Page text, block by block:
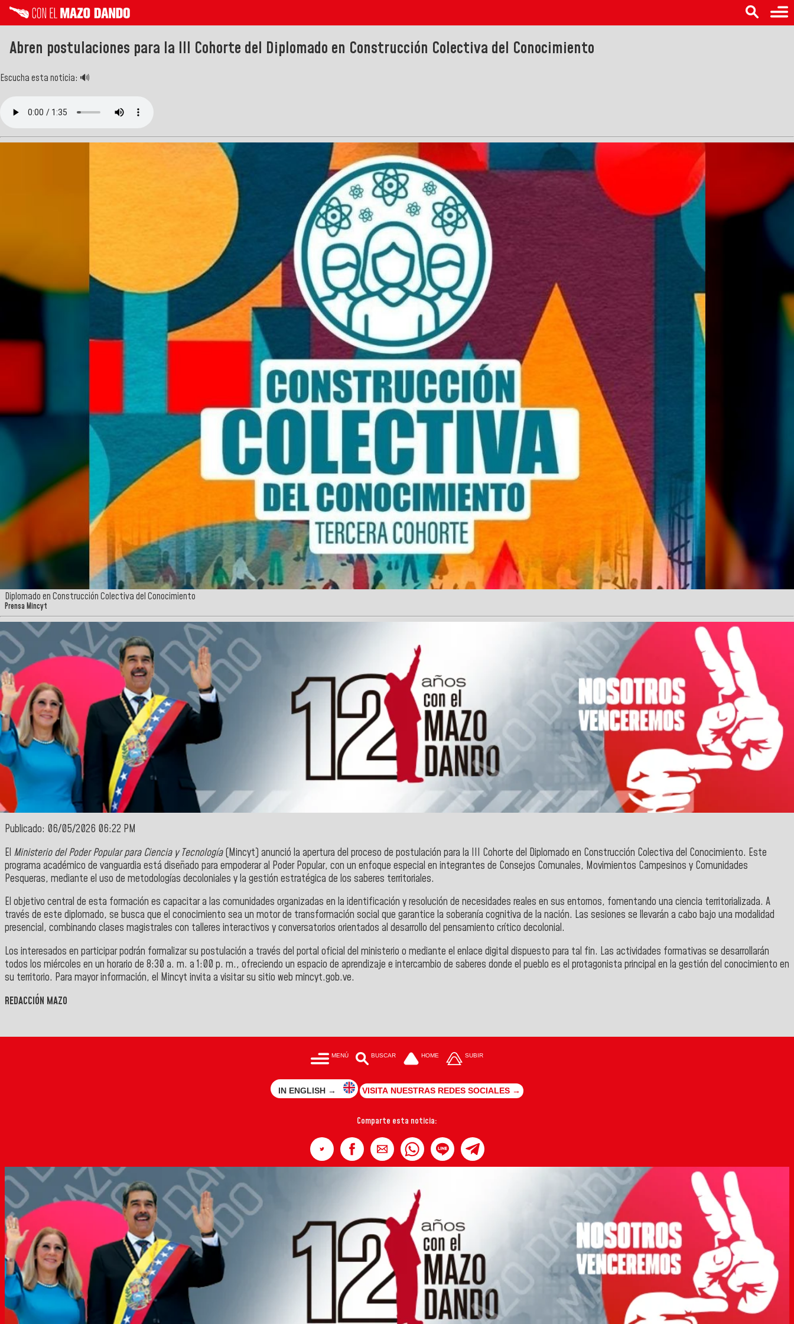
Abren postulaciones para la III Cohorte del Diplomado en Construcción Colectiva del Conocimiento
Escucha esta noticia: 🔊
Diplomado en Construcción Colectiva del Conocimiento
Prensa Mincyt
Publicado: 06/05/2026 06:22 PM
El Ministerio del Poder Popular para Ciencia y Tecnología(Mincyt) anunció la apertura del proceso de postulación para la III Cohorte del Diplomado en Construcción Colectiva del Conocimiento. Este
programa académico de vanguardia está diseñado para empoderar al Poder Popular, con un enfoque especial en integrantes de Consejos Comunales, Movimientos Campesinos y Comunidades
Pesqueras, mediante el uso de metodologías decoloniales y la gestión estratégica de los saberes territoriales.
El objetivo central de esta formación es capacitar a las comunidades organizadas en la identificación y resolución de necesidades reales en sus entornos, fomentando una ciencia territorializada. A
través de este diplomado, se busca que el conocimiento sea un motor de transformación social que garantice la soberanía cognitiva de la nación. Las sesiones se llevarán a cabo bajo una modalidad
presencial, combinando clases magistrales con talleres interactivos y conversatorios orientados al desarrollo del pensamiento crítico decolonial.
Los interesados en participar podrán formalizar su postulación a través del portal oficial del ministerio o mediante el enlace digital dispuesto para tal fin. Las actividades formativas se desarrollarán
todos los miércoles en un horario de 8:30 a. m. a 1:00 p. m., ofreciendo un espacio de aprendizaje e intercambio de saberes donde el pueblo es el protagonista principal en la gestión del conocimiento en
su territorio. Para mayor información, el Mincyt invita a visitar su sitio web mincyt.gob.ve.
REDACCIÓN MAZO
MENÚ BUSCAR HOME SUBIR
IN ENGLISH → VISITA NUESTRAS REDES SOCIALES →
Comparte esta noticia: